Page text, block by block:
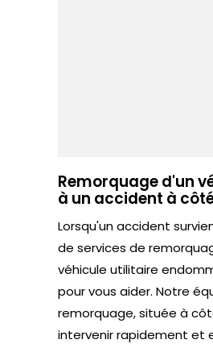
Remorquage d'un
à un accident à
Lorsqu'un accident
de services de
véhicule utilitaire
pour vous aider. Notre
remorquage, située à
intervenir rapidement et